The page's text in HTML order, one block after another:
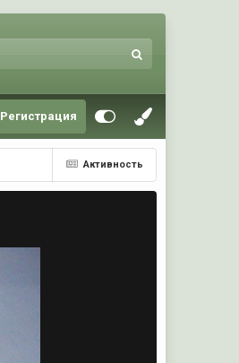
Регистрация
Активность